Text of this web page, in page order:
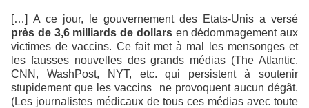
[…] A ce jour, le gouvernement des Etats-Unis a versé
près de 3,6 milliards de dollarsen dédommagement aux
victimes de vaccins. Ce fait met à mal les mensonges et
les fausses nouvelles des grands médias (The Atlantic,
CNN, WashPost, NYT, etc. qui persistent à soutenir
stupidement que les vaccins ne provoquent aucun dégât.
(Les journalistes médicaux de tous ces médias avec toute